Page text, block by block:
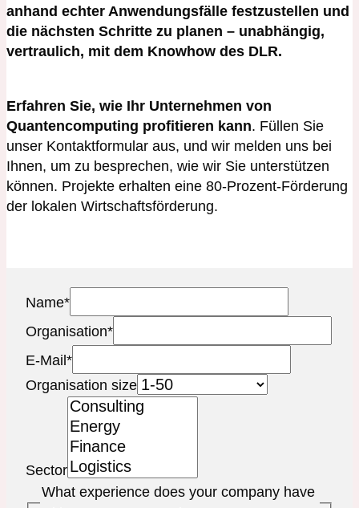
anhand echter Anwendungsfälle festzustellen und
die nächsten Schritte zu planen – unabhängig,
vertraulich, mit dem Knowhow des DLR.
Erfahren Sie, wie Ihr Unternehmen von
Quantencomputing profitieren kann. Füllen Sie
unser Kontaktformular aus, und wir melden uns bei
Ihnen, um zu besprechen, wie wir Sie unterstützen
können. Projekte erhalten eine 80-Prozent-Förderung
der lokalen Wirtschaftsförderung.
Name*
Organisation*
E-Mail*
Organisation size
Sector
What experience does your company have